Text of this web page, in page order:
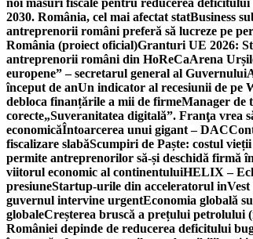
noi măsuri fiscale pentru reducerea
2030. România, cel mai afectat statBusiness
antreprenorii români preferă să lucreze pe
România (proiect oficial)Granturi UE 2026:
antreprenorii români din HoReCaArena
europene” – secretarul general al Guvernului
început de anUn indicator al recesiunii de pe
debloca finanțările a mii de firmeManager de
corecte„Suveranitatea digitală”. Franţa vrea
economicăÎntoarcerea unui gigant – DAC
fiscalizare slabăScumpiri de Paște: costul
permite antreprenorilor să-și deschidă firmă
viitorul economic al continentuluiHELIX –
presiuneStartup-urile din acceleratorul
guvernul intervine urgentEconomia globală
globaleCreșterea bruscă a prețului petrolului
României depinde de reducerea deficitului